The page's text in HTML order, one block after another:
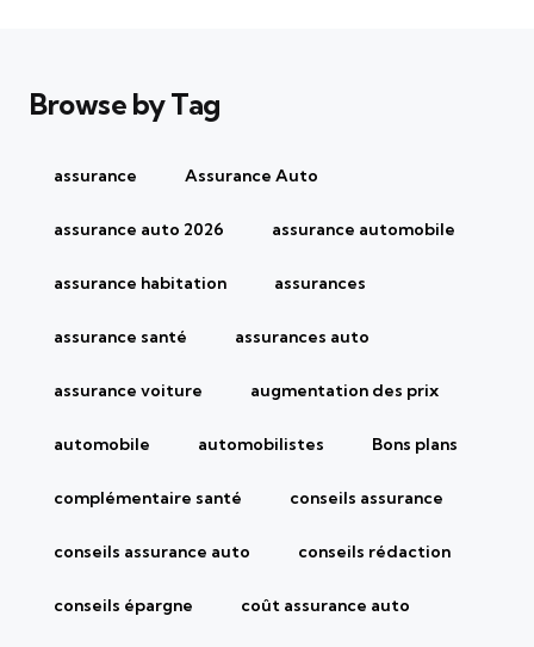
Browse by Tag
assurance Assurance Auto
assurance auto 2026 assurance automobile
assurance habitation assurances
assurance santé assurances auto
assurance voiture augmentation des prix
automobile automobilistes Bons plans
complémentaire santé conseils assurance
conseils assurance auto conseils rédaction
conseils épargne coût assurance auto